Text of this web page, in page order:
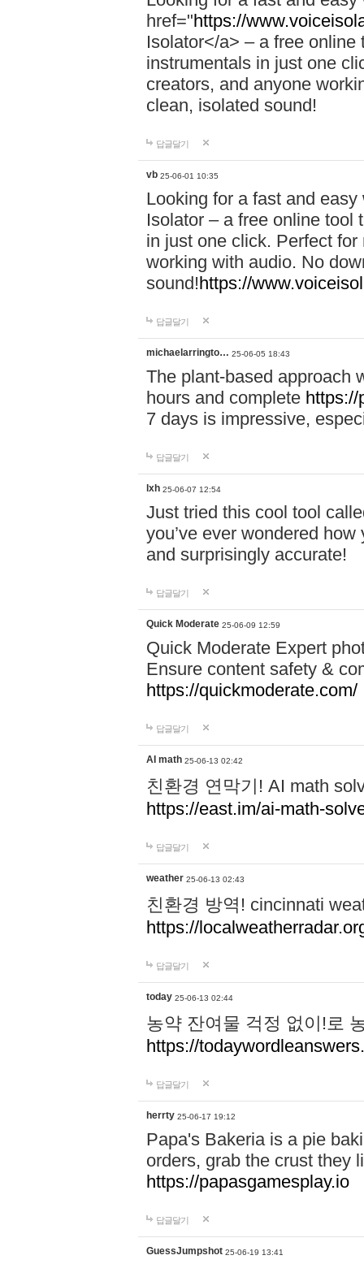
href="https://
Isolator</a> – a free
instrumentals in just one
creators, and anyone
clean, isolated sound!
답글달기
vb 25-06-01 10:35
Looking for a fast and
Isolator – a free online tool
in just one click. Perfect
working with audio. No
sound!https://
답글달기
michaelarringto… 25-06-05 18:43
The plant-based approach
hours and complete https://
7 days is impressive,
답글달기
lxh 25-06-07 12:54
Just tried this cool tool
you’ve ever wondered
and surprisingly accurate!
답글달기
Quick Moderate 25-06-09 12:59
Quick Moderate Expert
Ensure content safety &
https://quickmoderate.com/
답글달기
AI math 25-06-13 02:42
친환경 연막기! AI math
https://east.im/ai-math-
답글달기
weather 25-06-13 02:43
친환경 방역! cincinnati
https://
답글달기
today 25-06-13 02:44
농약 잔여물 걱정 없이!로
https://
답글달기
herrty 25-06-17 19:12
Papa's Bakeria is a pie
orders, grab the crust they
https://papasgamesplay.io
답글달기
GuessJumpshot 25-06-19 13:41